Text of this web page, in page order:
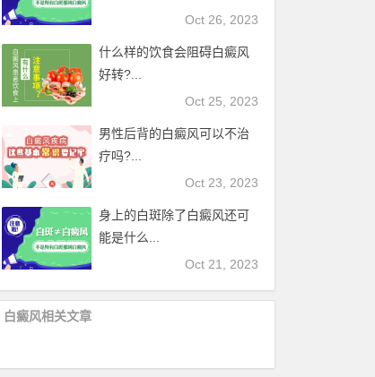
Oct 26, 2023
什么样的饮食会阻碍白癜风
好转?...
Oct 25, 2023
男性后背的白癜风可以不治
疗吗?...
Oct 23, 2023
身上的白斑除了白癜风还可
能是什么...
Oct 21, 2023
白癜风相关文章